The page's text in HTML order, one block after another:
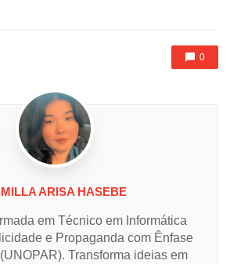
0
ARISA HASEBE
em Técnico em Informática
e Propaganda com Ênfase
Transforma ideias em